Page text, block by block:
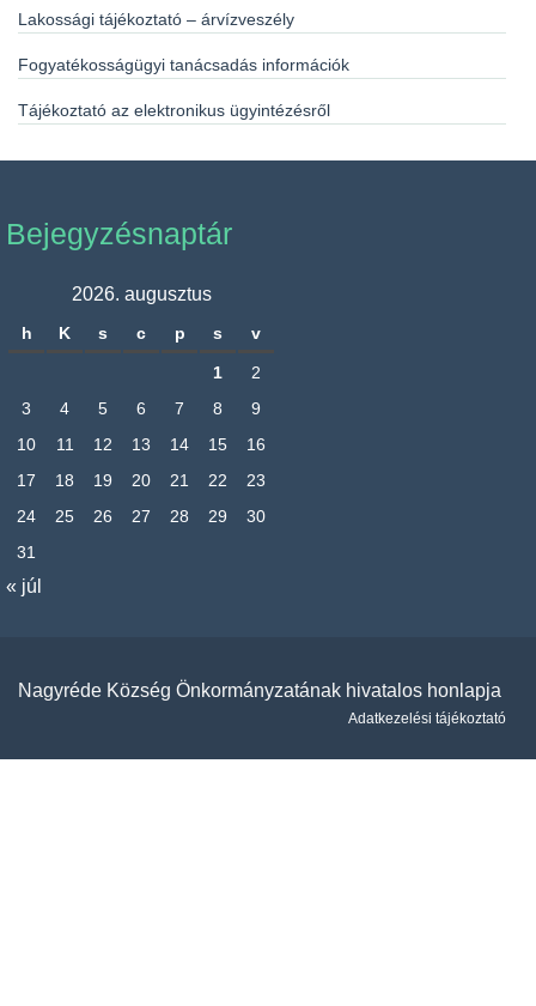
Lakossági tájékoztató – árvízveszély
Fogyatékosságügyi tanácsadás információk
Tájékoztató az elektronikus ügyintézésről
Bejegyzésnaptár
2026. augusztus
h K s c p s v
1
2
3
4 5 6 7 8
9
10
11 12 13 14 15
16
17
18 19 20 21 22
23
24
25 26 27 28 29
30
31
« júl
Nagyréde Község Önkormányzatának hivatalos honlapja
Adatkezelési tájékoztató